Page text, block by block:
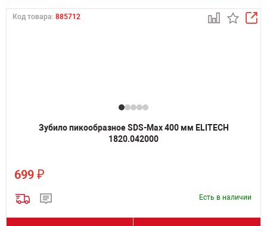
Код товара: 885712
Зубило пикообразное SDS-Max 400 мм ELITECH
1820.042000
699 ₽
Есть в наличии